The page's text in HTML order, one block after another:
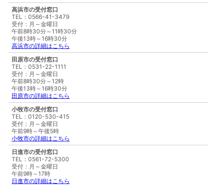
高浜市の受付窓口
TEL：0566-41-3479
受付：月～金曜日
午前8時30分～11時30分
午後13時～16時30分
高浜市の詳細はこちら
田原市の受付窓口
TEL：0531-22-1111
受付：月～金曜日
午前8時30分～12時
午後13時～16時30分
田原市の詳細はこちら
小牧市の受付窓口
TEL：0120-530-415
受付：月～金曜日
午前9時～午後5時
小牧市の詳細はこちら
日進市の受付窓口
TEL：0561-72-5300
受付：月～金曜日
午前9時～17時
日進市の詳細はこちら